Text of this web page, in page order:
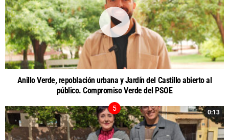
Anillo Verde, repoblación urbana y Jardín del Castillo abierto al
público. Compromiso Verde del PSOE
0:13